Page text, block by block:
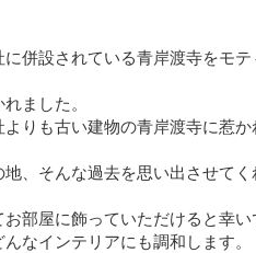
併設されている青岸渡寺をモテ
ました。
りも古い建物の青岸渡寺に惹か
、そんな過去を思い出させてく
部屋に飾っていただけると幸い
なインテリアにも調和します。